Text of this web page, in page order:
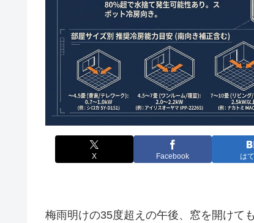
X Facebook は
梅雨明けの35度超えの午後、窓を開けて